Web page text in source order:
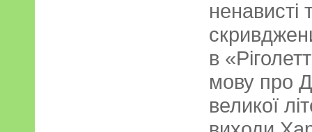
ненависті
в
мову про
великої